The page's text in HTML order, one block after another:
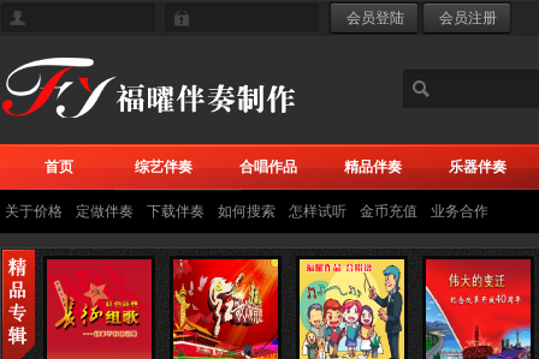
首页 综艺伴奏 合唱作品 精品伴奏 乐器伴奏
关于价格 定做伴奏 下载伴奏 如何搜索 怎样试听 金币充值 业务合作